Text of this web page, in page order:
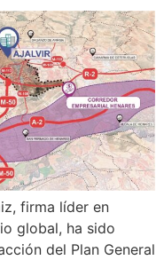
firma líder en
global, ha sido
del Plan General